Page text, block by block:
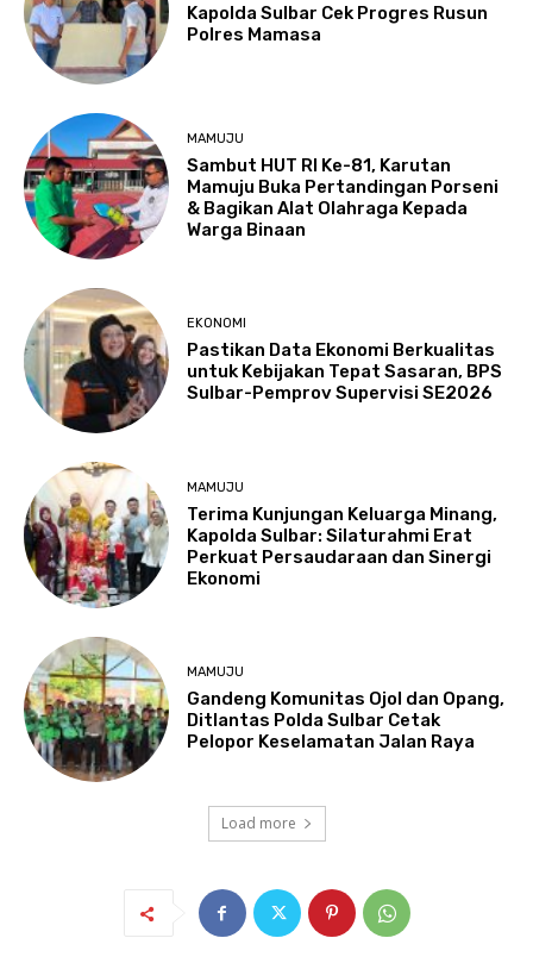
Kapolda Sulbar Cek Progres Rusun
Polres Mamasa
MAMUJU
Sambut HUT RI Ke-81, Karutan
Mamuju Buka Pertandingan Porseni
& Bagikan Alat Olahraga Kepada
Warga Binaan
EKONOMI
Pastikan Data Ekonomi Berkualitas
untuk Kebijakan Tepat Sasaran, BPS
Sulbar-Pemprov Supervisi SE2026
MAMUJU
Terima Kunjungan Keluarga Minang,
Kapolda Sulbar: Silaturahmi Erat
Perkuat Persaudaraan dan Sinergi
Ekonomi
MAMUJU
Gandeng Komunitas Ojol dan Opang,
Ditlantas Polda Sulbar Cetak
Pelopor Keselamatan Jalan Raya
Load more